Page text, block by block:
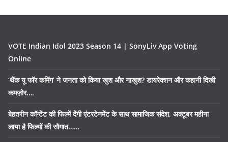
VOTE Indian Idol 2023 Season 14 | SonyLiv App Voting
Online
‘थैंक यू फॉर कमिंग’ ने जनता को किया खुश और नाखुश? डायरेक्शन और कहानी दिखी
कमज़ोर….
बेहतरीन कॉन्टेंट की फिल्में देंगी एंटरटेनमेंट के साथ सामाजिक संदेश, अक्टूबर महीना
लाया है फिल्मों की सौगात……